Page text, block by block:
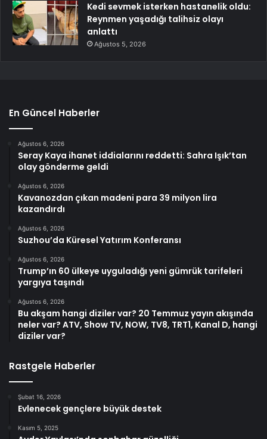
Kedi sevmek isterken hastanelik oldu:
Reynmen yaşadığı talihsiz olayı
anlattı
Ağustos 5, 2026
En Güncel Haberler
Ağustos 6, 2026
Seray Kaya ihanet iddialarını reddetti: Sahra Işık’tan
olay gönderme geldi
Ağustos 6, 2026
Kavanozdan çıkan madeni para 39 milyon lira
kazandırdı
Ağustos 6, 2026
Suzhou’da Küresel Yatırım Konferansı
Ağustos 6, 2026
Trump’ın 60 ülkeye uyguladığı yeni gümrük tarifeleri
yargıya taşındı
Ağustos 6, 2026
Bu akşam hangi diziler var? 20 Temmuz yayın akışında
neler var? ATV, Show TV, NOW, TV8, TRT1, Kanal D, hangi
diziler var?
Rastgele Haberler
Şubat 16, 2026
Evlenecek gençlere büyük destek
Kasım 5, 2025